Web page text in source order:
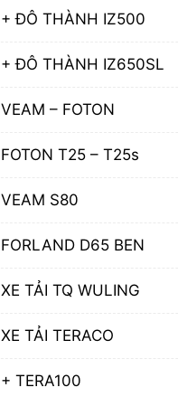
+ ĐÔ THÀNH IZ500
+ ĐÔ THÀNH IZ650SL
VEAM – FOTON
FOTON T25 – T25s
VEAM S80
FORLAND D65 BEN
XE TẢI TQ WULING
XE TẢI TERACO
+ TERA100